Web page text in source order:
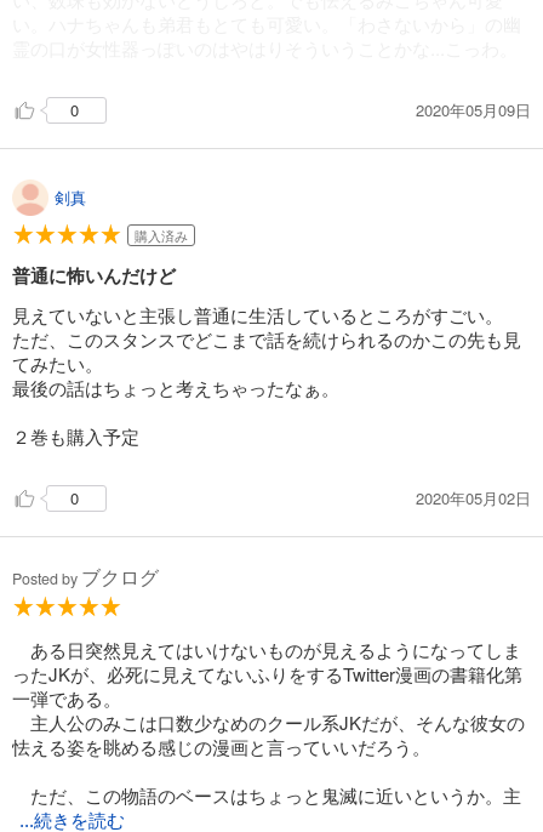
0 2020年05月09日
剣真
購入済み
普通に怖いんだけど
見えていないと主張し普通に生活しているところがすごい。
ただ、このスタンスでどこまで話を続けられるのかこの先も見
てみたい。
最後の話はちょっと考えちゃったなぁ。
２巻も購入予定
0 2020年05月02日
Posted by ブクログ
ある日突然見えてはいけないものが見えるようになってしま
ったJKが、必死に見えてないふりをするTwitter漫画の書籍化第
一弾である。
主人公のみこは口数少なめのクール系JKだが、そんな彼女の
怯える姿を眺める感じの漫画と言っていいだろう。
ただ、この物語のベースはちょっと鬼滅に近いというか。主
...続きを読む